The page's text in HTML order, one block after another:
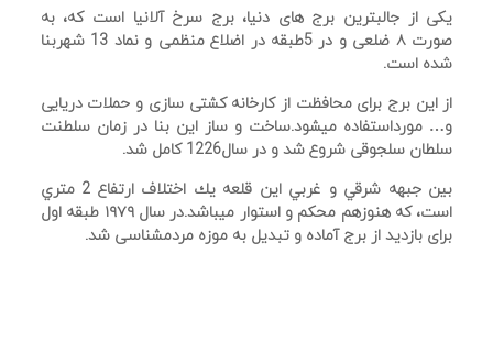
یکی از جالبترین برج های دنیا، برج سرخ آلانیا است که، به
صورت ۸ ضلعی و در 5طبقه در اضلاع منظمی و نماد 13 شهربنا
شده است.
از این برج برای محافظت از کارخانه کشتی سازی و حملات دریایی
و… مورداستفاده میشود.ساخت و ساز این بنا در زمان سلطنت
سلطان سلجوقی شروع شد و در سال1226 کامل شد.
بين جبهه شرقي و غربي اين قلعه يك اختلاف ارتفاع 2 متري
است، که هنوزهم محکم و استوار میباشد.در سال ۱۹۷۹ طبقه اول
برای بازدید از برج آماده و تبدیل به موزه مردمشناسی شد.